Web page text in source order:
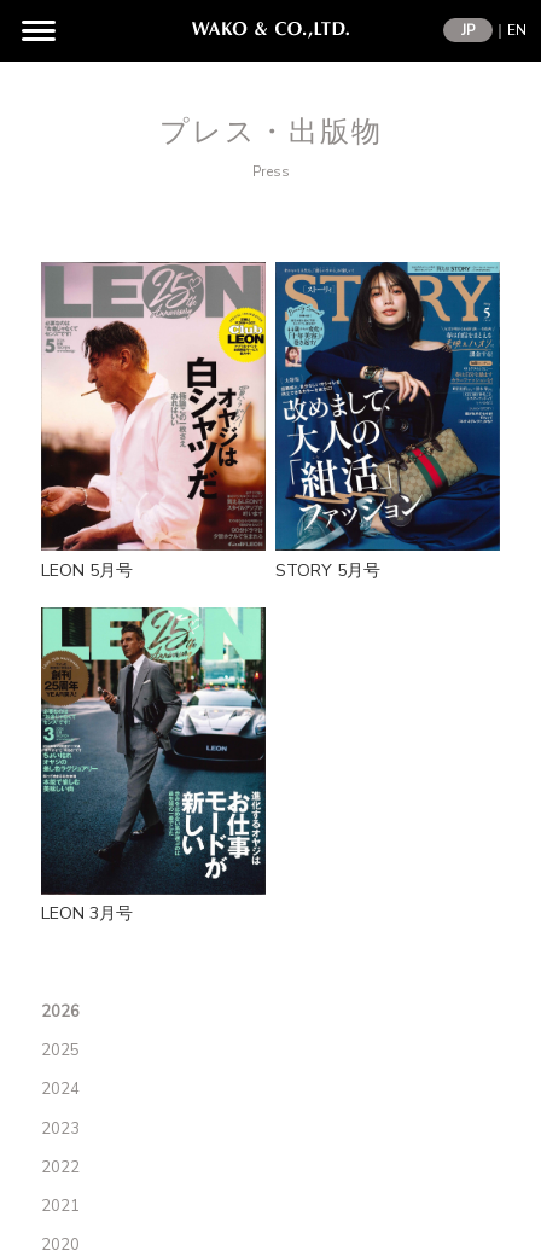
JP ｜ EN
プレス・出版物
Press
2026
2025
2024
2023
2022
2021
2020
LEON 5月号 STORY 5月号
LEON 3月号